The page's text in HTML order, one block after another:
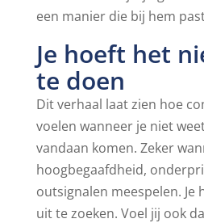
een manier die bij hem
Je hoeft het
te doen
Dit verhaal laat zien hoe
voelen wanneer je niet
vandaan komen. Zeker
hoogbegaafdheid,
outsignalen meespelen. Je
uit te zoeken. Voel jij ook